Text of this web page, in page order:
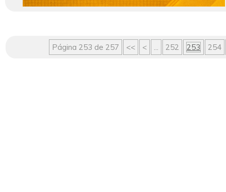
Página 253 de 257 << < ... 252 253 254